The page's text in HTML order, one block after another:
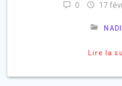
0 17
Lire la